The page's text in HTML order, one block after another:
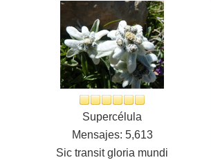
Supercélula
Mensajes: 5,613
Sic transit gloria mundi